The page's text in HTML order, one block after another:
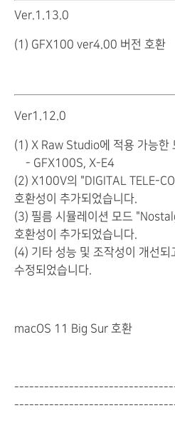
Ver.1.13.0
(1) GFX100 ver4.00 버전 호환
Ver1.12.0
(1) X Raw Studio에 적용 가능한
- GFX100S, X-E4
(2) X100V의 "DIGITAL TELE-
호환성이 추가되었습니다.
(3) 필름 시뮬레이션 모드
호환성이 추가되었습니다.
(4) 기타 성능 및 조작성이 개선되
수정되었습니다.
macOS 11 Big Sur 호환